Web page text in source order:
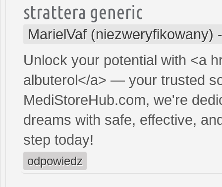
strattera generic
MarielVaf (niezweryfikowany)
Unlock your potential with <a
albuterol</a> — your trusted
MediStoreHub.com, we're
dreams with safe, effective,
step today!
odpowiedz